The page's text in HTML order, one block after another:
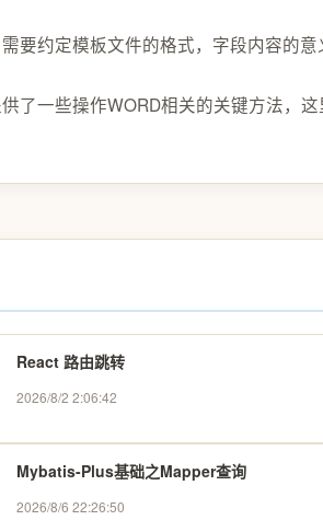
要约定模板文件的格式，字段内容的
了一些操作WORD相关的关键方法，
React 路由跳转
2026/8/2 2:06:42
Mybatis-Plus基础之Mapper查询
2026/8/6 22:26:50